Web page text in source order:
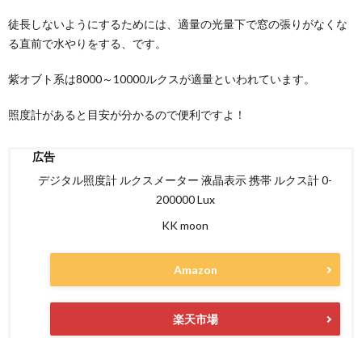
徒長しないようにするためには、適量の光量下で窓の張りがなくな
る直前で水やりをする、です。
紫オブト系は8000～10000ルクスが適量といわれています。
照度計があると目安が分かるので便利ですよ！
デジタル照度計 ルクスメーター 液晶表示 携帯 ルクス計 0-
200000 Lux
KK moon
Amazon
楽天市場